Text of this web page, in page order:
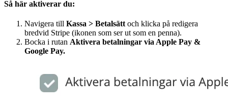
Så här aktiverar du:
Navigera till Kassa > Betalsättoch klicka på redigera
bredvid Stripe (ikonen som ser ut som en penna).
Bocka i rutan Aktivera betalningar via Apple Pay &
Google Pay.